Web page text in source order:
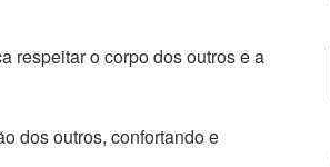
respeitar o corpo dos outros e a
dos outros, confortando e